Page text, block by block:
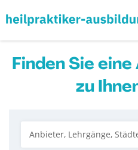
Finden Sie
zu